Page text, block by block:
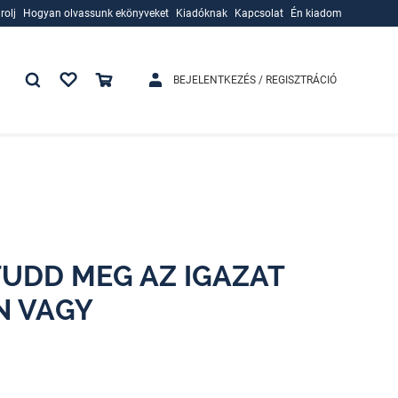
Hogyan olvassunk ekönyveket
Kiadóknak
Kapcsolat Én kiadom
BEJELENTKEZÉS / REGISZTRÁCIÓ
MEG AZ IGAZAT
VAGY